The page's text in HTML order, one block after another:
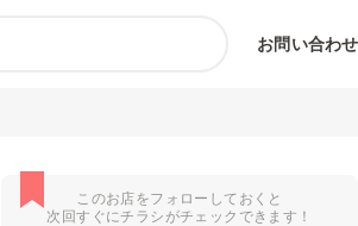
お問い合わせ
このお店をフォローしておくと
次回すぐにチラシがチェックできます！